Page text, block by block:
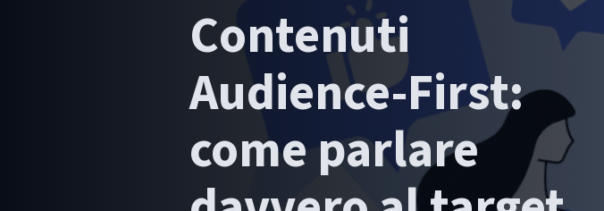
Contenuti
Audience-First:
come parlare